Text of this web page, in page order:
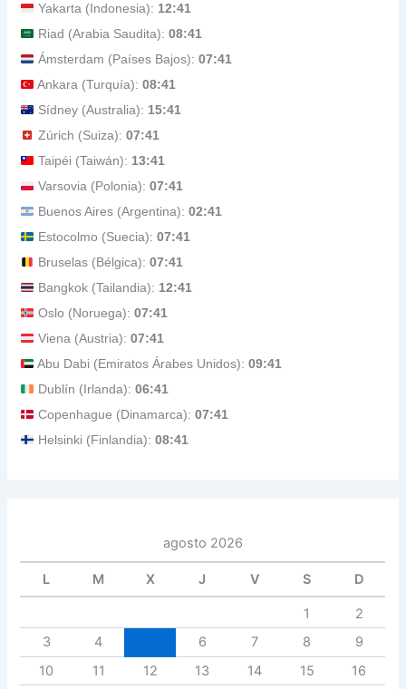
Yakarta (Indonesia): 12:41
Riad (Arabia Saudita):08:41
Ámsterdam (Países Bajos):07:41
Ankara (Turquía):08:41
Sídney (Australia): 15:41
Zúrich (Suiza):07:41
Taipéi (Taiwán): 13:41
Varsovia (Polonia):07:41
Buenos Aires (Argentina):02:41
Estocolmo (Suecia):07:41
Bruselas (Bélgica):07:41
Bangkok (Tailandia): 12:41
Oslo (Noruega):07:41
Viena (Austria):07:41
Abu Dabi (Emiratos Árabes Unidos):09:41
Dublín (Irlanda):06:41
Copenhague (Dinamarca):07:41
Helsinki (Finlandia):08:41
agosto 2026
L M X J V S D
1
2
3
4 6 7 8
9
10
11 12 13 14 15
16